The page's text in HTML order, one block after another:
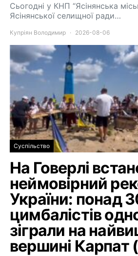
Сьогодні у КНП “Ясінянська
Ясінянської селищної ради…
Купріян Володимир 2026-08-06
Суспільство
На Говерлі
неймовірний
України: понад
цимбалістів
зіграли на
вершині Карпат